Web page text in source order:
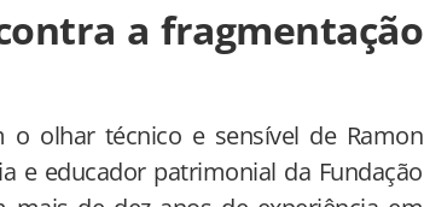
a fragmentação
olhar técnico e sensível de Ramon
e educador patrimonial da Fundação